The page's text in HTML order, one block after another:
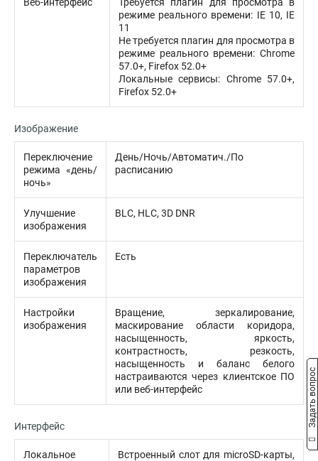
режиме реального времени: IE 10, IE
11
Не требуется плагин для просмотра в
режиме реального времени: Chrome
57.0+, Firefox 52.0+
Локальные сервисы: Chrome 57.0+,
Firefox 52.0+
Изображение
Переключение
режима «день/
ночь»
День/Ночь/Автоматич./По
расписанию
Улучшение
изображения
BLC, HLC, 3D DNR
Переключатель
параметров
изображения
Есть
Настройки
изображения
Вращение, зеркалирование,
маскирование области коридора,
насыщенность, яркость,
контрастность, резкость,
насыщенность и баланс белого
настраиваются через клиентское ПО
или веб-интерфейс
Интерфейс
Локальное
Встроенный слот для microSD-карты,
Задать вопрос